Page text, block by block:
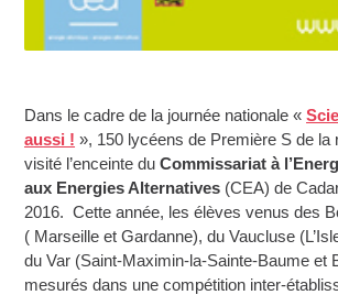
Dans le cadre de la journée nationale «
aussi ! », 150 lycéens de Première S de la
visité l’enceinte duCommissariat à
aux Energies Alternatives (CEA) de
2016. Cette année, les élèves venus des
( Marseille et Gardanne), du Vaucluse
du Var (Saint-Maximin-la-Sainte-Baume et
mesurés dans une compétition inter-